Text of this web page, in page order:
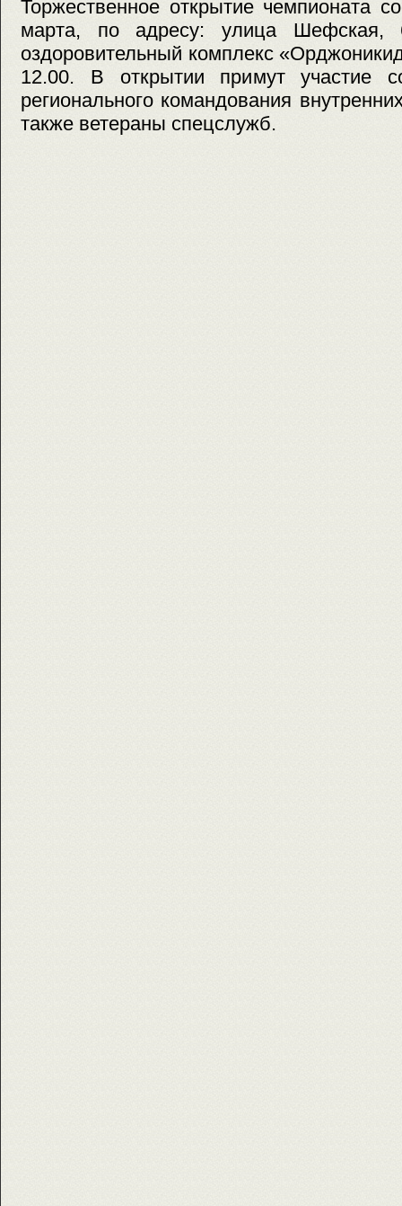
Торжественное открытие чемпионата
марта, по адресу: улица Шефская,
оздоровительный комплекс
12.00. В открытии примут участие
регионального командования
также ветераны спецслужб.